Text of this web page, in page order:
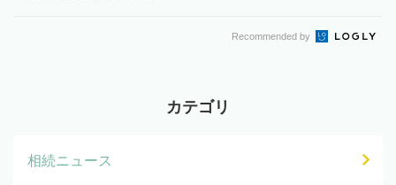
Recommended by
カテゴリ
相続ニュース